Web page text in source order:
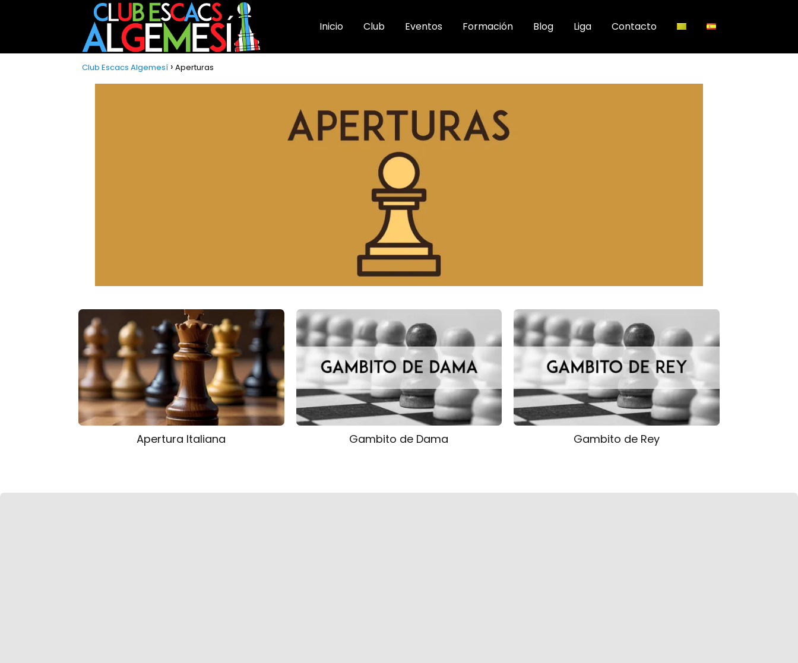
Inicio Club Eventos Formación Blog Liga Contacto
Club Escacs Algemesí Aperturas
Apertura Italiana Gambito de Dama Gambito de Rey